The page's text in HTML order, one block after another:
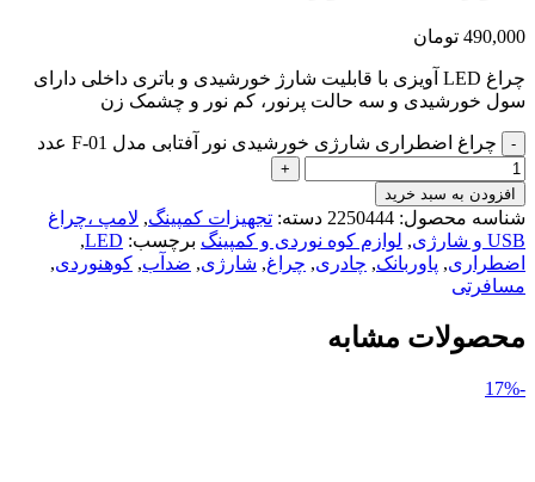
490,000 تومان
چراغ LED آویزی با قابلیت شارژ خورشیدی و باتری داخلی دارای
سول خورشیدی و سه حالت پرنور، کم نور و چشمک زن
چراغ اضطراری شارژی خورشیدی نور آفتابی مدل F-01 عدد
افزودن به سبد خرید
شناسه محصول: 2250444 دسته: تجهیزات کمپینگ, لامپ ،چراغ
USB و شارژی
, لوازم کوه نوردی و کمپینگ برچسب: LED
,
اضطراری, پاوربانک, چادری, چراغ, شارژی, ضدآب, کوهنوردی,
مسافرتی
محصولات مشابه
-17%